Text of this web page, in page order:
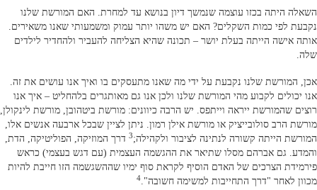
השאלה היתה בכזו עוצמה שנמשך דיון בנושא עד למחרת. האם המורשת שלנו
נקבעת לפי כמות השקלים? האם יש משהו יותר עמוק ומשמעותי שאנו משאירים.
אותה אישה הייתה בעלת יושר – תכונה שהיא הצליחה להעביר ולהחדיר לילדים
שלה.
אכן, המורשת שלנו נקבעת על ידי מה שאנו מתעסקים בו ואיך אנו עושים את זה.
אנו יכולים לקבוע מהי המורשת שלנו ולכן אנו גם מאותגרים בלהחליט – איך אנו
רוצים שהמורשת ייראה וייתפס. יש הרבה כיוונים: מורשת ביטהובן, מורשת לינקולן,
מורשת הרב סולובייציק או מורשת אילן רמון. ניתן לציין שבכל ארבעה אנשים אלו,
המורשת הייתה קשורה לנתינה לציבור ולקהילה;3 דרך המוזיקה, הפוליטיקה, הדת,
והמדע. גם אברהם מסלו שתיאר את ההגשמה העצמית (עם דגש בעצמי) כראש
פירמידת הצרכים של האדם הוסיף לקראת סוף ימיו שההשגשמה הזו חייבת להיות
מכוון לאחר "דרך התחייבות למשימה חשובה".4